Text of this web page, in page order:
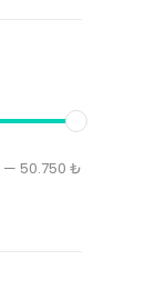
— 50.750 ₺